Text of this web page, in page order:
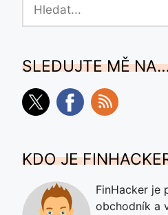
SLEDUJTE MĚ
KDO JE
FinHacker je
obchodník a